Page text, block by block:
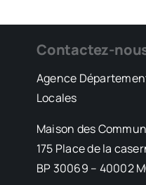
Contactez-
Agence
Locales
Maison des
175 Place de la
BP 30069 – 40002